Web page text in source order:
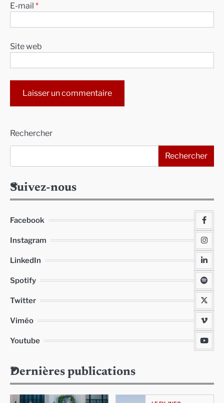
E-mail *
Site web
Rechercher
Rechercher
Suivez-nous
Facebook
Instagram
LinkedIn
Spotify
Twitter
Viméo
Youtube
Dernières publications